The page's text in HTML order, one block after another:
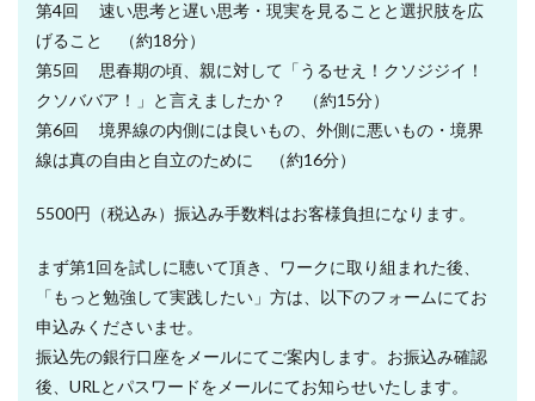
第4回 速い思考と遅い思考・現実を見ることと選択肢を広
げること （約18分）
第5回 思春期の頃、親に対して「うるせえ！クソジジイ！
クソババア！」と言えましたか？ （約15分）
第6回 境界線の内側には良いもの、外側に悪いもの・境界
線は真の自由と自立のために （約16分）
5500円（税込み）振込み手数料はお客様負担になります。
まず第1回を試しに聴いて頂き、ワークに取り組まれた後、
「もっと勉強して実践したい」方は、以下のフォームにてお
申込みくださいませ。
振込先の銀行口座をメールにてご案内します。お振込み確認
後、URLとパスワードをメールにてお知らせいたします。